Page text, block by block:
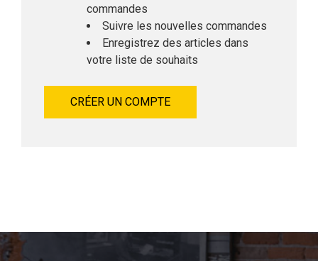
commandes
Suivre les nouvelles commandes
Enregistrez des articles dans
votre liste de souhaits
CRÉER UN COMPTE